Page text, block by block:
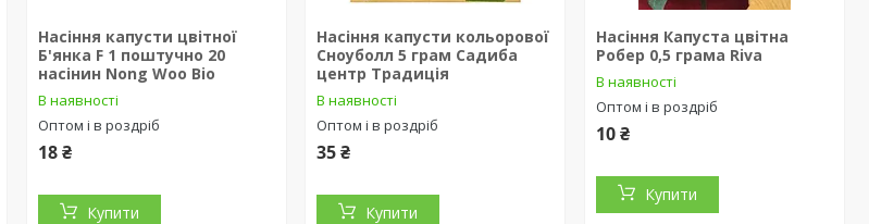
Насіння капусти цвітної
Б'янка F 1 поштучно 20
насінин Nong Woo Bio
В наявності
Оптом і в роздріб
18 ₴
Купити
Насіння капусти кольорової
Сноуболл 5 грам Садиба
центр Традиція
В наявності
Оптом і в роздріб
35 ₴
Купити
Насіння Капуста цвітна
Робер 0,5 грама Riva
В наявності
Оптом і в роздріб
10 ₴
Купити